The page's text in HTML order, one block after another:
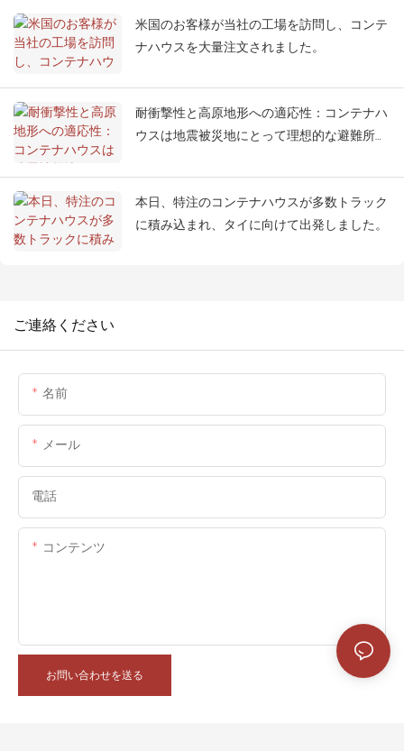
米国のお客様が当社の工場を訪問し、コンテ
ナハウスを大量注文されました。
耐衝撃性と高原地形への適応性：コンテナハ
ウスは地震被災地にとって理想的な避難所と
本日、特注のコンテナハウスが多数トラック
に積み込まれ、タイに向けて出発しました。
ご連絡ください
名前
メール
電話
コンテンツ
お問い合わせを送る